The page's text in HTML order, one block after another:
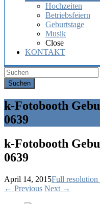
Hochzeiten
Betriebsfeiern
Geburtstage
Musik
Close
KONTAKT
k-Fotobooth
0639
k-Fotobooth
0639
April 14, 2015Full
← Previous Next →